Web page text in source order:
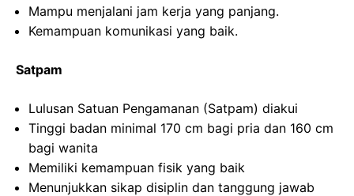
Mampu menjalani jam kerja yang panjang.
Kemampuan komunikasi yang baik.
Satpam
Lulusan Satuan Pengamanan (Satpam) diakui
Tinggi badan minimal 170 cm bagi pria dan 160 cm
bagi wanita
Memiliki kemampuan fisik yang baik
Menunjukkan sikap disiplin dan tanggung jawab